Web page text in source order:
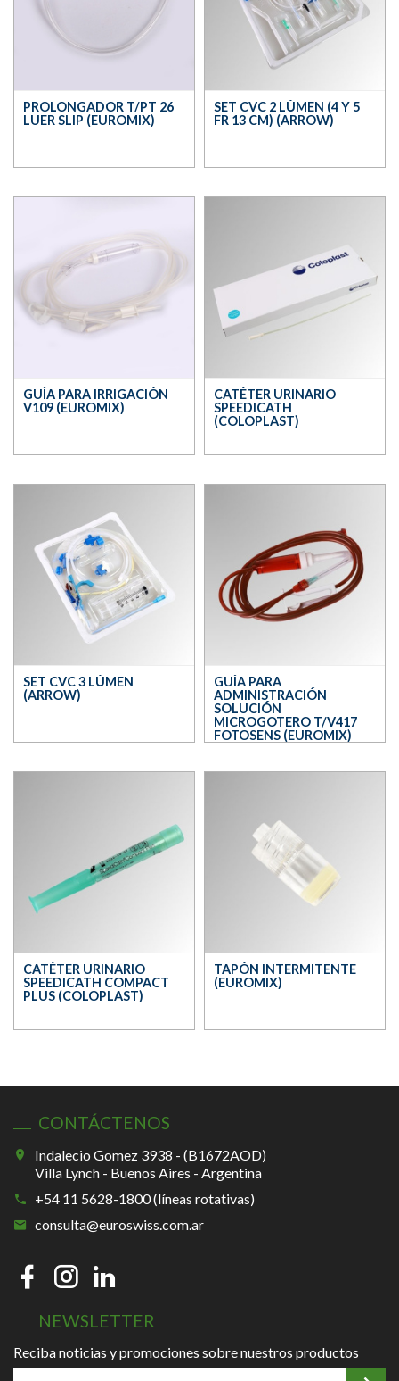
PROLONGADOR T/PT 26
LUER SLIP (EUROMIX)
SET CVC 2 LÚMEN (4 Y 5
FR 13 CM) (ARROW)
GUÍA PARA IRRIGACIÓN
V109 (EUROMIX)
CATÉTER URINARIO
SPEEDICATH
(COLOPLAST)
SET CVC 3 LÚMEN
(ARROW)
GUÍA PARA
ADMINISTRACIÓN
SOLUCIÓN
MICROGOTERO T/V417
FOTOSENS (EUROMIX)
CATÉTER URINARIO
SPEEDICATH COMPACT
PLUS (COLOPLAST)
TAPÓN INTERMITENTE
(EUROMIX)
CONTÁCTENOS
Indalecio Gomez 3938 - (B1672AOD)
Villa Lynch - Buenos Aires - Argentina
+54 11 5628-1800 (líneas rotativas)
consulta@euroswiss.com.ar
NEWSLETTER
Reciba noticias y promociones sobre nuestros productos